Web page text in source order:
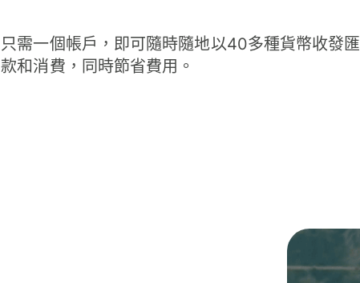
只需一個帳戶，即可隨時隨地以40多種貨幣收發匯
款和消費，同時節省費用。